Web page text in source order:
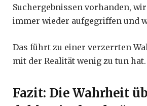
Suchergebnissen vorhanden,
immer wieder aufgegriffen und
Das führt zu einer verzerrten
mit der Realität wenig zu tun hat.
Fazit: Die Wahrheit